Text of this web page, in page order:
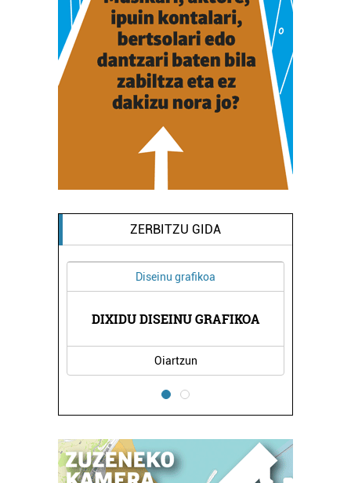
ZERBITZU GIDA
Diseinu grafikoa
DIXIDU DISEINU GRAFIKOA
Oiartzun